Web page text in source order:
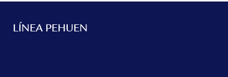
LÍNEA PEHUEN